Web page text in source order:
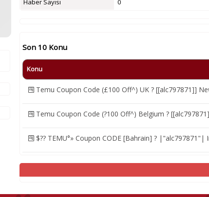
Haber Sayısı
0
Son 10 Konu
Konu
Temu Coupon Code (£100 Off^) UK ? [[alc797871]]
Temu Coupon Code (?100 Off^) Belgium ?
$?? TEMU°» Coupon CODE [Bahrain] ? |"alc797871"|